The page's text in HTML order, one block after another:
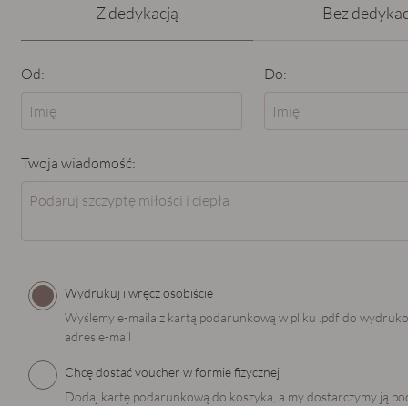
Z dedykacją Bez
Od: Do:
Twoja wiadomość:
Wydrukuj i wręcz osobiście
Wyślemy e-maila z kartą podarunkową w pliku .pdf do
adres e-mail
Chcę dostać voucher w formie fizycznej
Dodaj kartę podarunkową do koszyka, a my dostarczymy ją